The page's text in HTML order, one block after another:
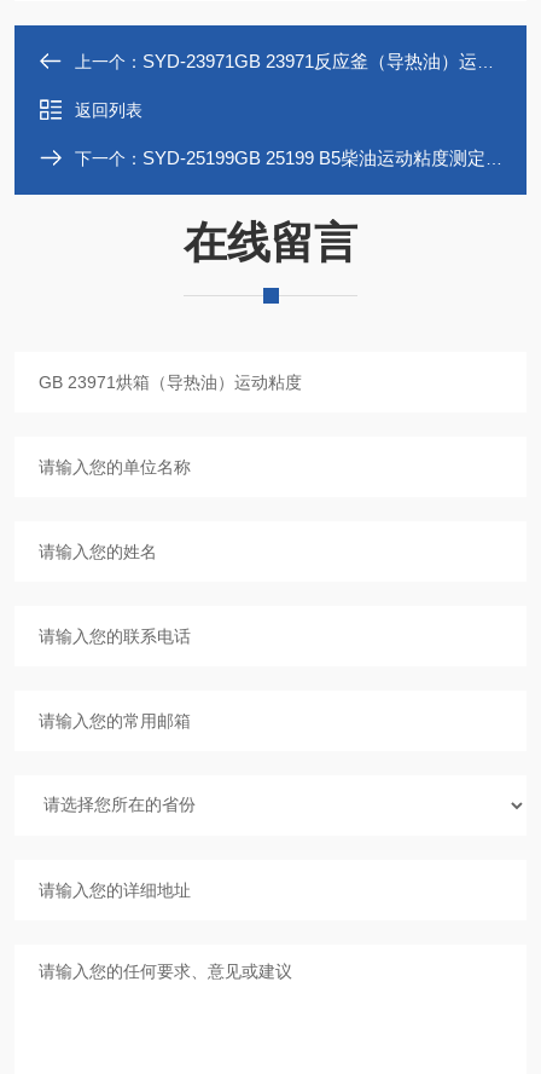
上一个： SYD-23971GB 23971反应釜（导热油）运动粘度
返回列表
下一个： SYD-25199GB 25199 B5柴油运动粘度测定器
在线留言